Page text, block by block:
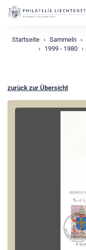
Startseite Sammeln
1999 - 1980
zurück zur Übersicht